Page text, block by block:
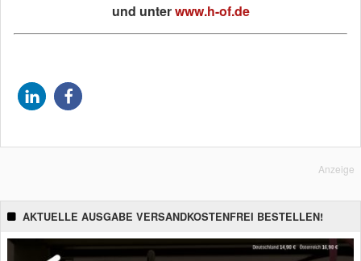
und unterwww.h-of.de
Anzeige
AKTUELLE AUSGABE VERSANDKOSTENFREI BESTELLEN!